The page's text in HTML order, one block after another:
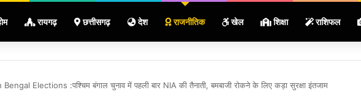
रायगढ़ छत्तीसगढ़ देश राजनीतिक खेल शिक्षा राशिफल
Elections :पश्चिम बंगाल चुनाव में पहली बार NIA की तैनाती, बमबाजी रोकने के लिए कड़ा सुरक्षा इंतजाम